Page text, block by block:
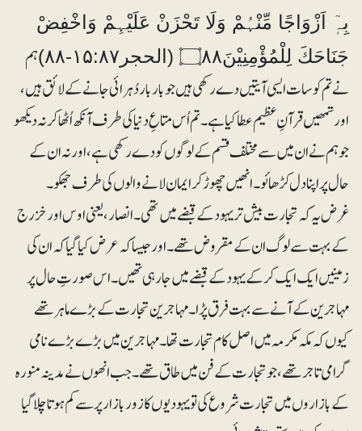
بِہٖٓ اَزْوَاجًا مِّنْہُمْ وَلَا تَحْزَنْ عَلَيْہِمْ وَاخْفِضْ
جَنَاحَكَ لِلْمُؤْمِنِيْنَ۝۸۸ (الحجر۱۵:۸۷-۸۸)
ہم
نے تم کو سات ایسی آیتیں دے رکھی ہیں جو بار بار دُہرائی جانے کے لائق ہیں،
اور تمھیں قرآنِ عظیم عطا کیا ہے۔ تم اُس متاعِ دنیا کی طرف آنکھ اُٹھا کر نہ دیکھو
جو ہم نے ان میں سے مختلف قسم کے لوگوں کو دے رکھی ہے، اور نہ ان کے
حال پر اپنا دل کڑھائو۔ انھیں چھوڑ کر ایمان لانے والوں کی طرف جھکو۔
غرض یہ کہ تجارت بیش تر یہود کے قبضے میں تھی۔ انصار، یعنی اوس اور خزرج
کے بہت سے لوگ ان کے مقروض تھے۔ اور جیساکہ عرض کیا گیا کہ ان کی
زمینیں ایک ایک کرکے یہود کے قبضے میں جارہی تھیں۔ اس صورتِ حال پر
مہاجرین کے آنے سے بہت فرق پڑا۔ مہاجرین تجارت کے بڑے ماہر تھے
کیوں کہ مکہ مکرمہ میں اصل کام تجارت تھا۔ مہاجرین میں بڑے بڑے نامی
گرامی تاجر تھے، جو تجارت کے فن میں طاق تھے۔ جب انھوں نے مدینہ منورہ
کے بازاروں میں تجارت شروع کی تو یہودیوں کا زور بازار پر سے کم ہوتا چلا گیا